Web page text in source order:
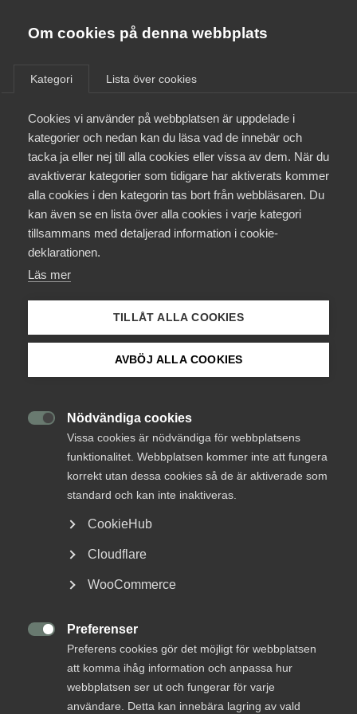
Bli medlem
Kontakt
Kollektivavtal och försäkringar
Aktuellt
Utbildningar
Mina sidor (almega.se)
Bli medlem
Sök på innovationsforetagen.se
Pressrum
In English
Sidfot 2
7 februari 2023
Senast uppdaterad:
Hittar du inte det du söker?
Logga in
Bli medlem
Som medlem har du tillgång till vår digitala
kunskapsbank
Få hjälp av Sveriges bästa arbetsrättsjurister
Kontakta oss
Om cookies på denna webbplats
Kategori Lista över cookies
Cookies vi använder på webbplatsen är uppdelade i
kategorier och nedan kan du läsa vad de innebär och
tacka ja eller nej till alla cookies eller vissa av dem. När du
avaktiverar kategorier som tidigare har aktiverats kommer
alla cookies i den kategorin tas bort från webbläsaren. Du
kan även se en lista över alla cookies i varje kategori
tillsammans med detaljerad information i cookie-
deklarationen.
Läs mer
TILLÅT ALLA COOKIES
AVBÖJ ALLA COOKIES
Nödvändiga cookies
Vissa cookies är nödvändiga för webbplatsens
funktionalitet. Webbplatsen kommer inte att fungera
korrekt utan dessa cookies så de är aktiverade som
standard och kan inte inaktiveras.
CookieHub
Cloudflare
WooCommerce
Preferenser
Preferens cookies gör det möjligt för webbplatsen
att komma ihåg information och anpassa hur
webbplatsen ser ut och fungerar för varje
användare. Detta kan innebära lagring av vald